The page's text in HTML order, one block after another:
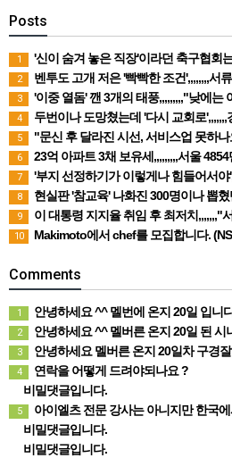
Posts
1 '신이 숨겨 놓은 직장'이라던 축구협회는 어쩌다
2 벤투도 고개 저은 '빡빡한 조건',,,,,,,,서류 마감한 '6경기 임
3 '이중 열돔' 깬 3개의 태풍,,,,,,,,,"낮에는
4 두번이나 도망쳤는데 '다시 교회로
5 "문신 후 달라진 시선, 서비스업 못하나요
6 23억 아파트 3채 보유세,,,,,,,,,서울
7 '부지 선정하기가 이렇게나 힘들어서야',,,,,,,,,용산
8 현실판 '참교육' 나화진 300명이나 뽑
9 이 대통령 지지율 취임 후 최저치,,,,,,,"서울
10 Makimoto에서 chef를 모집합니다. (NSW
Comments
1 안녕하세요 ^^ 멜번에 온지 20일 입니다. 말문이라도 열어보려고 글 보냅니
2 안녕하세요 ^^ 멜버른 온지 20일 된 시니어 여자입니다. 생소한 곳이다보니
3 안녕하세요 멜버른 온지 20일차 구경잘했습니다.
4 연락을 어떻게 드려야되나요 ?
비밀댓글입니다.
5 아이엘츠 전문 강사는 아니지만 한국에서 아이엘츠 목표점수(6.0)통과하고 호
비밀댓글입니다.
비밀댓글입니다.